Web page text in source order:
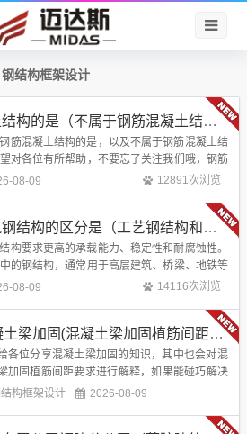
钢结构框架设计
的是（不属于钢筋混凝土结构的是）
筋混凝土结构的是，以及不属于钢筋混凝土结
对各位有所帮助，不要忘了关注我们哦，钢筋
土按照一定的比例配合在一起构成的一种复合
08-09 12891次浏览
分是（工艺钢结构和建筑钢结构的区分是什么）
构要求更高的承载能力、稳定性和耐腐蚀性。
的钢结构，通常用于高层建筑、桥梁、地铁等
工厂中预制好，然后运输到工地进行安装，因
08-09 14116次浏览
混凝土梁加固(混凝土梁加固植筋间距要求)
各位分享混凝土梁加固的知识，其中也会对混
加固植筋间距要求进行解释，如果能碰巧解决
面临的问题，别忘了关注本站，现在开始
构框架设计 2026-08-09